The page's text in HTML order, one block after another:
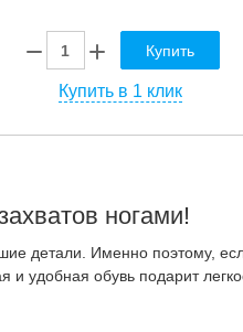
Купить
Купить в 1 клик
ногами!
детали. Именно поэтому,
и удобная обувь подарит